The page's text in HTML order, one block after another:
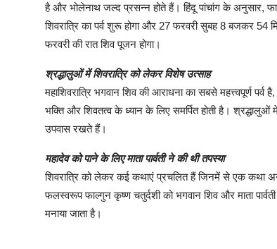
है और भोलेनाथ जल्द प्रसन्न होते हैं। हिंदू पांचांग के अनुसार,
शिवरात्रि का पर्व शुरू होगा और 27 फरवरी सुबह 8 बजकर 54
फरवरी की रात शिव पूजन होगा।
श्रद्धालुओं में शिवरात्रि को लेकर विशेष उत्साह
महाशिवरात्रि भगवान शिव की आराधना का सबसे महत्त्वपूर्ण
भक्ति और शिवतत्व के ध्यान के लिए समर्पित होती है।
उपवास रखते हैं।
महादेव को पाने के लिए माता पार्वती ने की थी तपस्या
शिवरात्रि को लेकर कई कथाएं प्रचलित हैं जिनमें से एक कथा
फलस्वरूप फाल्गुन कृष्ण चतुर्दशी को भगवान शिव और माता
मनाया जाता है।